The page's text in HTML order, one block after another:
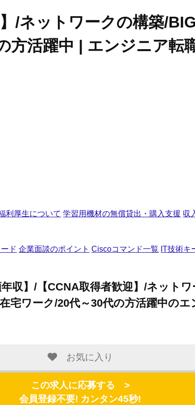
/ネットワークの構築/
方活躍中 | エンジニア転
利厚生について 学習用機材の無償貸出・購入支援 収
ド 企業面談のポイント Ciscoコマンド一覧 IT技術キ
収】/【CCNA取得者歓迎】/ネット
宅ワーク/20代～30代の方活躍中の
お気に入り
この求人に応募する >
会員登録不要! カンタン45秒!